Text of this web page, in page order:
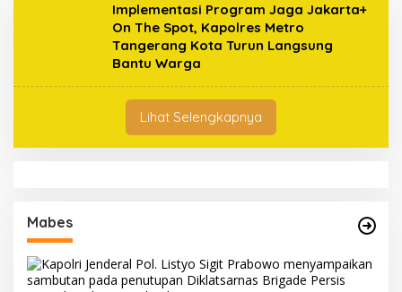
Implementasi Program Jaga Jakarta+
On The Spot, Kapolres Metro
Tangerang Kota Turun Langsung
Bantu Warga
Lihat Selengkapnya
Mabes